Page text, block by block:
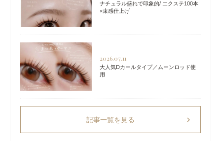
ナチュラル盛れで印象的/ エクステ100本
×束感仕上げ
2026.07.11
大人気Dカールタイプ／ムーンロッド使
用
記事一覧を見る chevron_right